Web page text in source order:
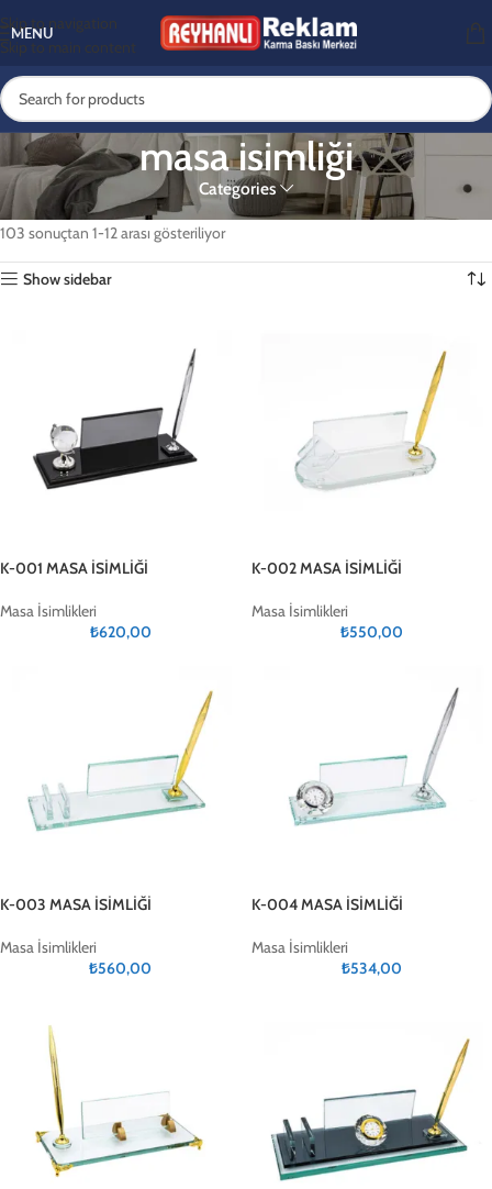
Skip to navigation
Skip to main content
MENU
masa isimliği
Categories
Ana Sayfa Ürünler “masa isimliği” olarak etiketlendi
103 sonuçtan 1-12 arası gösteriliyor
Show sidebar
K-001 MASA İSİMLİĞİ
Masa İsimlikleri
₺620,00
K-002 MASA İSİMLİĞİ
Masa İsimlikleri
₺550,00
K-003 MASA İSİMLİĞİ
Masa İsimlikleri
₺560,00
K-004 MASA İSİMLİĞİ
Masa İsimlikleri
₺534,00